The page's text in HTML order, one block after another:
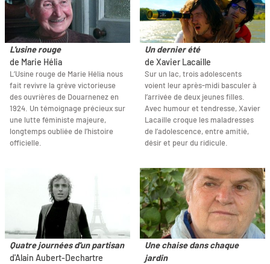
L'usine rouge
de Marie Hélia
L’Usine rouge de Marie Hélia nous
fait revivre la grève victorieuse
des ouvrières de Douarnenez en
1924. Un témoignage précieux sur
une lutte féministe majeure,
longtemps oubliée de l’histoire
officielle.
Un dernier été
de Xavier Lacaille
Sur un lac, trois adolescents
voient leur après-midi basculer à
l’arrivée de deux jeunes filles.
Avec humour et tendresse, Xavier
Lacaille croque les maladresses
de l’adolescence, entre amitié,
désir et peur du ridicule.
Quatre journées d'un partisan
d'Alain Aubert-Dechartre
Une chaise dans chaque
jardin